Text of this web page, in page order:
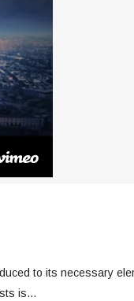
to its necessary
is...